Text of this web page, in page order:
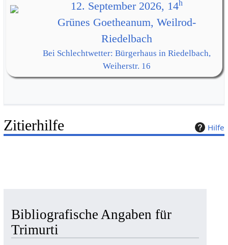
12. September 2026, 14h
Grünes Goetheanum, Weilrod-
Riedelbach
Bei Schlechtwetter: Bürgerhaus in Riedelbach,
Weiherstr. 16
Hilfe
Zitierhilfe
Bibliografische Angaben für
Trimurti